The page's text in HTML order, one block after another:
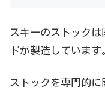
スキーのストック
ドが製造しています
ストックを専門的